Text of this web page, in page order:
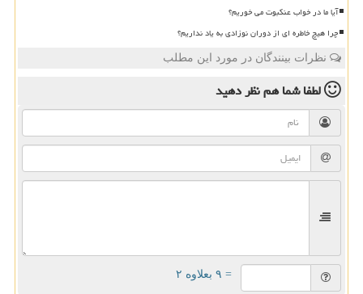
آیا ما در خواب عنکبوت می خوریم؟
چرا هیچ خاطره ای از دوران نوزادی به یاد نداریم؟
نظرات بینندگان در مورد این مطلب
لطفا شما همنظر دهید
= ۹ بعلاوه ۲